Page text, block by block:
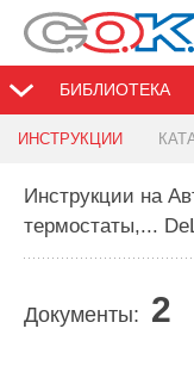
БИБЛИОТЕКА
ИНСТРУКЦИИ
Инструкции на
термостаты,...
Документы: 2